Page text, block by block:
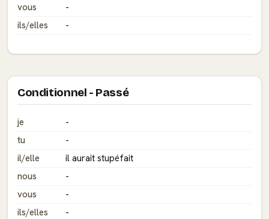
vous
-
ils/elles
-
Conditionnel - Passé
je
-
tu
-
il/elle
il aurait stupéfait
nous
-
vous
-
ils/elles
-